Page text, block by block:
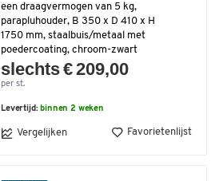
een draagvermogen van 5 kg,
parapluhouder, B 350 x D 410 x H
1750 mm, staalbuis/metaal met
poedercoating, chroom-zwart
slechts € 209,00
per st.
Levertijd: binnen 2 weken
Vergelijken Favorietenlijst